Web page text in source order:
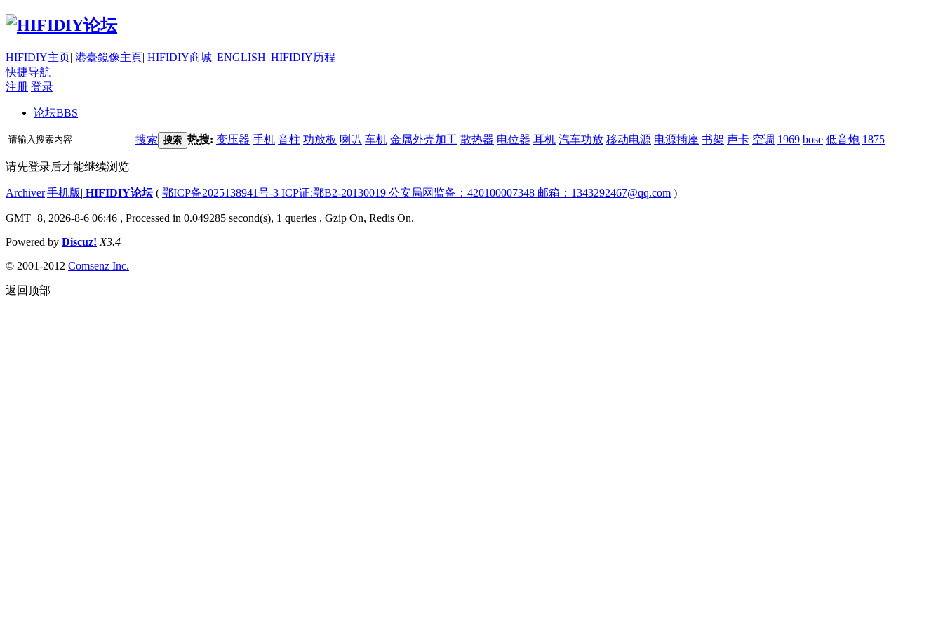
HIFIDIY主页| 港臺鏡像主頁| HIFIDIY商城| ENGLISH| HIFIDIY历程
快捷导航
注册 登录
论坛BBS
搜索 搜索 热搜: 变压器 手机 音柱 功放板 喇叭 车机 金属外壳加工 散热器 电位器 耳机 汽车功放 移动电源 电源插座 书架 声卡 空调 1969 bose 低音炮 1875
请先登录后才能继续浏览
Archiver|手机版| HIFIDIY论坛( 鄂ICP备2025138941号-3 ICP证:鄂B2-20130019 公安局网监备：420100007348 邮箱：1343292467@qq.com )
GMT+8, 2026-8-6 06:46 , Processed in 0.049285 second(s), 1 queries , Gzip On, Redis On.
Powered by Discuz! X3.4
© 2001-2012 Comsenz Inc.
返回顶部